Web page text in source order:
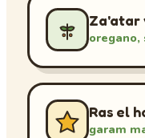
Za'atar
oregano,
Ras el
garam